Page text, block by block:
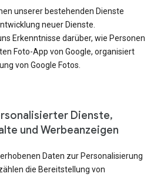
unserer bestehenden Dienste
neuer Dienste.
Erkenntnisse darüber, wie Personen
Foto-App von Google, organisiert
von Google Fotos.
Dienste,
und Werbeanzeigen
Daten zur Personalisierung
die Bereitstellung von